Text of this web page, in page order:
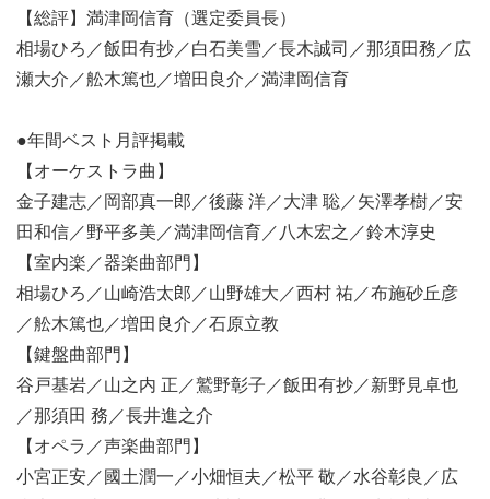
【総評】満津岡信育（選定委員長）
相場ひろ／飯田有抄／白石美雪／長木誠司／那須田務／広
瀬大介／舩木篤也／増田良介／満津岡信育
●年間ベスト月評掲載
【オーケストラ曲】
金子建志／岡部真一郎／後藤 洋／大津 聡／矢澤孝樹／安
田和信／野平多美／満津岡信育／八木宏之／鈴木淳史
【室内楽／器楽曲部門】
相場ひろ／山崎浩太郎／山野雄大／西村 祐／布施砂丘彦
／舩木篤也／増田良介／石原立教
【鍵盤曲部門】
谷戸基岩／山之内 正／鷲野彰子／飯田有抄／新野見卓也
／那須田 務／長井進之介
【オペラ／声楽曲部門】
小宮正安／國土潤一／小畑恒夫／松平 敬／水谷彰良／広